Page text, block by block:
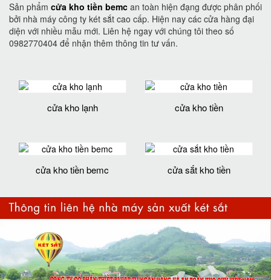
Sản phẩm cửa kho tiền bemc an toàn hiện đạng được phân phối
bởi nhà máy công ty két sắt cao cấp. Hiện nay các cửa hàng đại
diện với nhiều mẫu mới. Liên hệ ngay với chúng tôi theo số
0982770404 để nhận thêm thông tin tư vấn.
cửa kho lạnh cửa kho tiền
cửa kho tiền bemc cửa sắt kho tiền